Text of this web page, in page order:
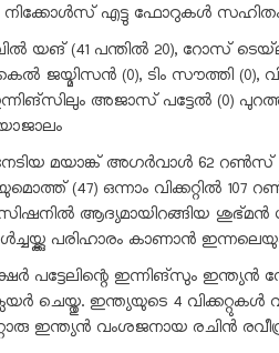
നിക്കോൾസ് എട്ടു ഫോറുകൾ
യങ് (41 പന്തിൽ 20), റോസ്
കൈൽ ജയ്മിസൻ (0), ടിം സൗത്തി
അജാസ് പട്ടേൽ (0)
മയാങ്ക് അഗർവാൾ 62 റൺസ്
(47) ഒന്നാം വിക്കറ്റിൽ
ആദ്യമായിറങ്ങിയ ശുഭ്മൻ
പരിഹാരം കാണാ‍ൻ
പട്ടേലിന്റെ ഇന്നിങ്സും ഇന്ത്യൻ
ചെയ്തു. ഇന്ത്യയുടെ 4 വിക്കറ്റുകൾ
ഇന്ത്യൻ വംശജനായ രചിൻ